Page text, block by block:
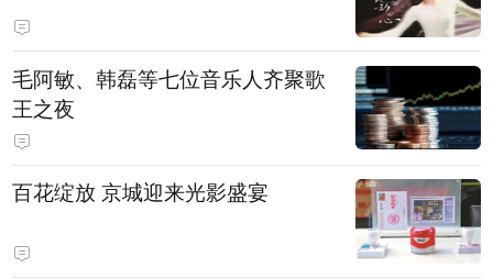
毛阿敏、韩磊等七位音乐人齐聚歌
王之夜
百花绽放 京城迎来光影盛宴